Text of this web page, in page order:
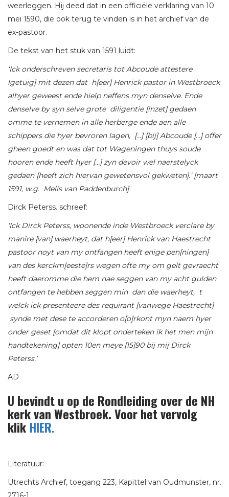
weerleggen. Hij deed dat in een officiële verklaring van 10
mei 1590, die ook terug te vinden is in het archief van de
ex-pastoor.
De tekst van het stuk van 1591 luidt:
‘Ick onderschreven secretaris tot Abcoude attestere
lgetuig] mit dezen dat h[eer] Henrick pastor in Westbroeck
alhyer geweest ende hielp neffens myn denselve. Ende
denselve by syn selve grote diligentie [inzet] gedaen
omme te vernemen in alle herberge ende aen alle
schippers die hyer bevroren lagen, […] [bij] Abcoude […] offer
gheen goedt en was dat tot Wageningen thuys soude
hooren ende heeft hyer […] zyn devoir wel naerstelyck
gedaen [heeft zich hiervan gewetensvol gekweten].’ [maart
1591, w.g. Melis van Paddenburch]
Dirck Peterss. schreef:
‘Ick Dirck Peterss, woonende inde Westbroeck verclare by
manire [van] waerheyt, dat h[eer] Henrick van Haestrecht
pastoor noyt van my ontfangen heeft enige pen[ningen]
van des kerckm[eeste]rs wegen ofte my om gelt gevraecht
heeft daeromme die hem nae seggen van my acht gulden
ontfangen te hebben seggen min dan die waerheyt, t
welck ick presenteere des requirant [vanwege Haestrecht]
synde met dese te accorderen o[o]rkont myn naem hyer
onder geset [omdat dit klopt onderteken ik het men mijn
handtekening] opten 10en meye [15]90 bij mij Dirck
Peterss.’
AD
U bevindt u op de Rondleiding over de NH
kerk van Westbroek. Voor het vervolg
klik HIER.
Literatuur:
Utrechts Archief, toegang 223, Kapittel van Oudmunster, nr.